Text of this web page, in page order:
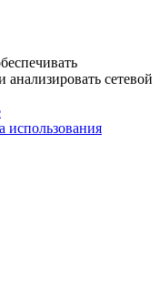
сетевой
использования